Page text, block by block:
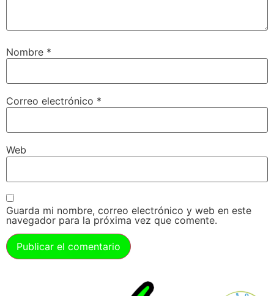
Nombre *
Correo electrónico *
Web
Guarda mi nombre, correo electrónico y web en este
navegador para la próxima vez que comente.